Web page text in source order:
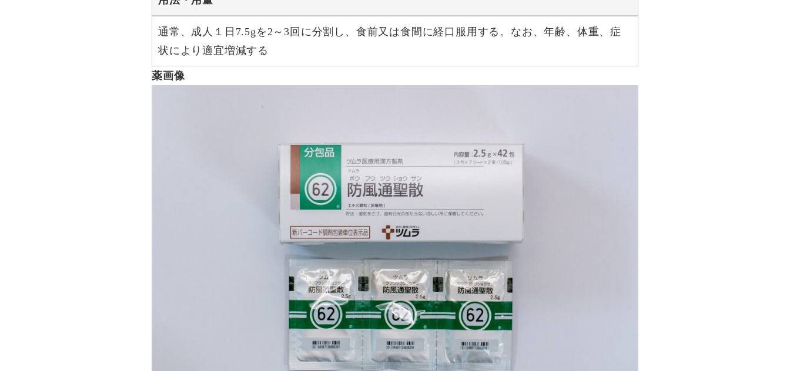
通常、成人１日7.5gを2～3回に分割し、食前又は食間に経口服用する。なお、年齢、体重、症
状により適宜増減する
薬画像